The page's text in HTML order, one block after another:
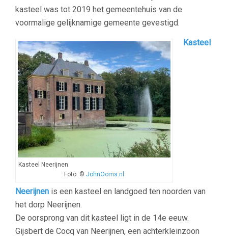
kasteel was tot 2019 het gemeentehuis van de
voormalige gelijknamige gemeente gevestigd.
Kasteel Neerijnen
Foto: © JohnOoms.nl
Kasteel
Neerijnen is een kasteel en landgoed ten noorden van
het dorp Neerijnen.
De oorsprong van dit kasteel ligt in de 14e eeuw.
Gijsbert de Cocq van Neerijnen, een achterkleinzoon